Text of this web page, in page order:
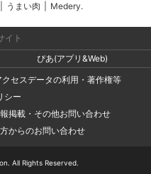
うまい肉 Medery.
イト
ぴあ(アプリ&Web)
クセスデータの利用・著作権等
シー
掲載・その他お問い合わせ
からのお問い合わせ
All Rights Reserved.